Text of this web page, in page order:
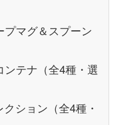
マグ＆スプーン
テナ（全4種・選
ション（全4種・